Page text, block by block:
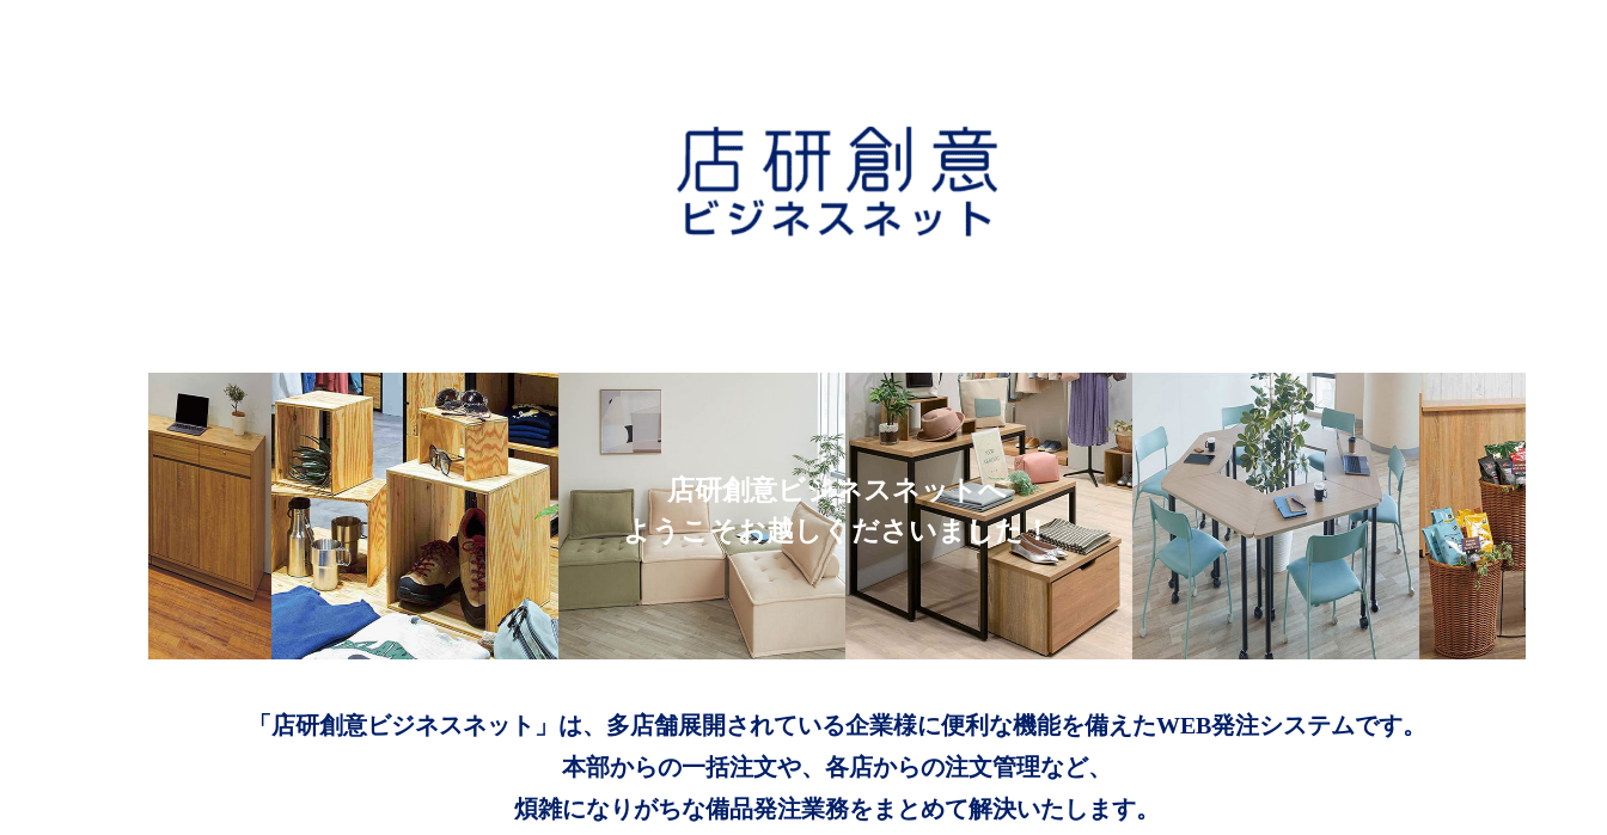
店研創意ビジネスネットへ
ようこそお越しくださいました！
「店研創意ビジネスネット」は、多店舗展開されている企業様に便利な機能を備えたWEB発注システムです。
本部からの一括注文や、各店からの注文管理など、
煩雑になりがちな備品発注業務をまとめて解決いたします。